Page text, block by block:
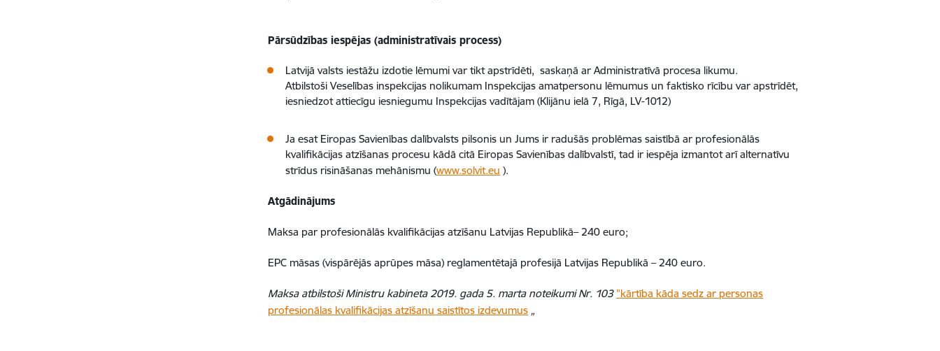
Pārsūdzības iespējas (administratīvais process)
Latvijā valsts iestāžu izdotie lēmumi var tikt apstrīdēti, saskaņā ar Administratīvā procesa likumu.
Atbilstoši Veselības inspekcijas nolikumam Inspekcijas amatpersonu lēmumus un faktisko rīcību var apstrīdēt,
iesniedzot attiecīgu iesniegumu Inspekcijas vadītājam (Klijānu ielā 7, Rīgā, LV-1012)
Ja esat Eiropas Savienības dalībvalsts pilsonis un Jums ir radušās problēmas saistībā ar profesionālās
kvalifikācijas atzīšanas procesu kādā citā Eiropas Savienības dalībvalstī, tad ir iespēja izmantot arī alternatīvu
strīdus risināšanas mehānismu (www.solvit.eu ).
Atgādinājums
Maksa par profesionālās kvalifikācijas atzīšanu Latvijas Republikā– 240 euro;
EPC māsas (vispārējās aprūpes māsa) reglamentētajā profesijā Latvijas Republikā – 240 euro.
Maksa atbilstoši Ministru kabineta 2019. gada 5. marta noteikumi Nr. 103 "kārtība kāda sedz ar personas
profesionālas kvalifikācijas atzīšanu saistītos izdevumus „